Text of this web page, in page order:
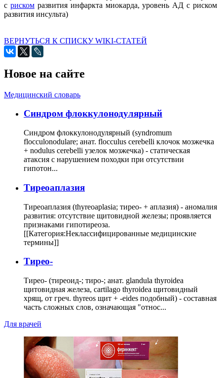
с рискомразвития инфаркта миокарда, уровень АД с риском
развития инсульта)
ВЕРНУТЬСЯ К СПИСКУ WIKI-СТАТЕЙ
Новое на сайте
Медицинский словарь
Cиндром флоккулонодулярный
Синдром флоккулонодулярный (syndromum
flocculonodulare; анат. flocculus cerebelli клочок мозжечка
+ nodulus cerebelli узелок мозжечка) - статическая
атаксия с нарушением походки при отсутствии
гипотон...
Тиреоаплазия
Тиреоаплазия (thyreoaplasia; тирео- + аплазия) - аномалия
развития: отсутствие щитовидной железы; проявляется
признаками гипотиреоза.
[[Категория:Неклассифицированные медицинские
термины]]
Тирео-
Тирео- (тиреоид-; тиро-; анат. glandula thyroidea
щитовидная железа, cartilago thyroidea щитовидный
хрящ, от греч. thyreos щит + -eides подобный) - составная
часть сложных слов, означающая "относ...
Для врачей